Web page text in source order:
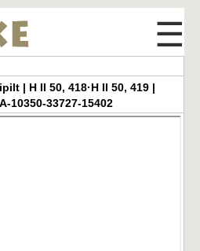
☰
| H II 50, 418·H II 50, 419 |
10350-33727-15402